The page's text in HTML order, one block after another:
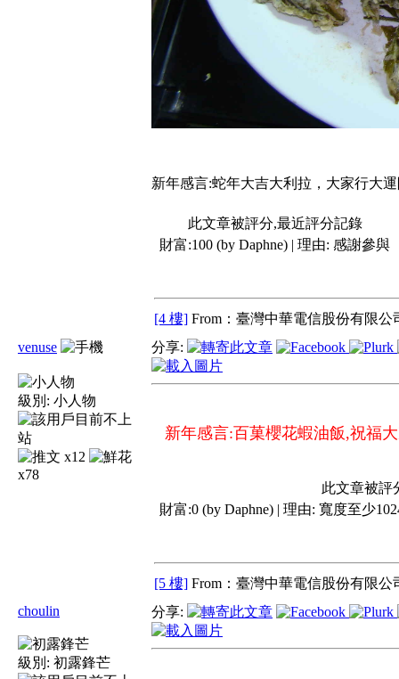
新年感言:蛇年大吉大利拉，大家行大運
此文章被評分,最近評分記錄
財富:100 (by Daphne) | 理由: 感謝參與
[4 樓] From：臺灣中華電信股份有限公
venuse
級別: 小人物
x12
x78
分享:
新年感言:百菓櫻花蝦油飯,祝福
此文章被評
財富:0 (by Daphne) | 理由: 寬度至少
[5 樓] From：臺灣中華電信股份有限公
choulin
級別: 初露鋒芒
分享: